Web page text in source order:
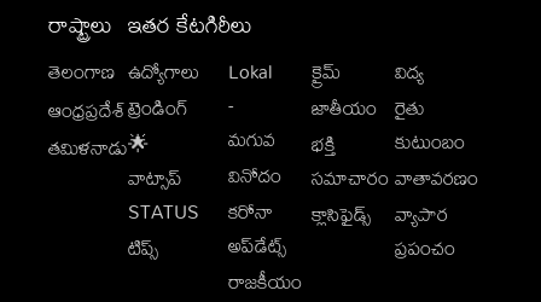
రాష్ట్రాలు
తెలంగాణ
ఆంధ్రప్రదేశ్
తమిళనాడు
ఇతర కేటగిరీలు
ఉద్యోగాలు
ట్రెండింగ్
🌟
వాట్సాప్
STATUS
టిప్స్
Lokal
-
మగువ
వినోదం
కరోనా
అప్‌డేట్స్
రాజకీయం
క్రైమ్
జాతీయం
భక్తి
సమాచారం
క్లాసిఫైడ్స్
విద్య
రైతు
కుటుంబం
వాతావరణం
వ్యాపార
ప్రపంచం